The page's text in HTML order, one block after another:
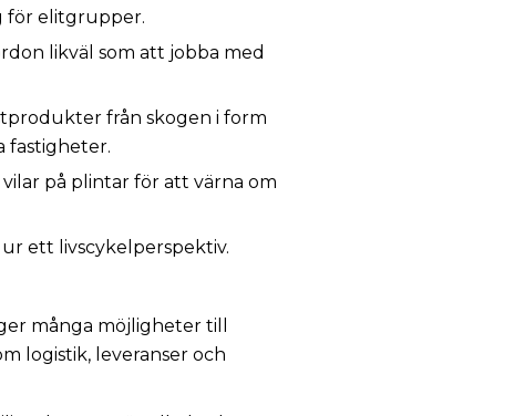
för elitgrupper.
likväl som att jobba med
från skogen i form
fastigheter.
på plintar för att värna om
ett livscykelperspektiv.
många möjligheter till
logistik, leveranser och